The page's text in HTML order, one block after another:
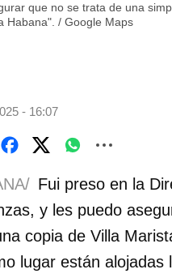
que no se trata de una
Habana". / Google Maps
- 16:07
Fui preso en la
y les puedo
copia de Villa
lugar están alojadas